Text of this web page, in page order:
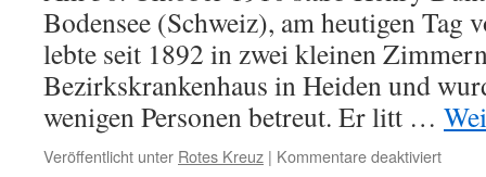
Bodensee (Schweiz), am heutigen Tag
lebte seit 1892 in zwei kleinen
Bezirkskrankenhaus in Heiden und
wenigen Personen betreut. Er litt …
Veröffentlicht unter Rotes Kreuz | Kommentare deaktiviert